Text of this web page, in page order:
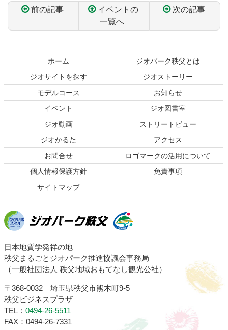
前の記事
イベントの
一覧へ
次の記事
ン
文
へ
の
へ
ホーム
ジオパーク秩父とは
ジオサイトを探す
ジオストーリー
モデルコース
お知らせ
イベント
ジオ図書室
ジオ動画
ストリートビュー
ジオかるた
アクセス
お問合せ
ロゴマークの活用について
個人情報保護方針
免責事項
サイトマップ
ジオパーク秩父
日本地質学発祥の地
秩父まるごとジオパーク推進協議会事務局
（一般社団法人 秩父地域おもてなし観光公社）
〒368-0032 埼玉県秩父市熊木町9-5
秩父ビジネスプラザ
TEL： 0494-26-5511
FAX：0494-26-7331